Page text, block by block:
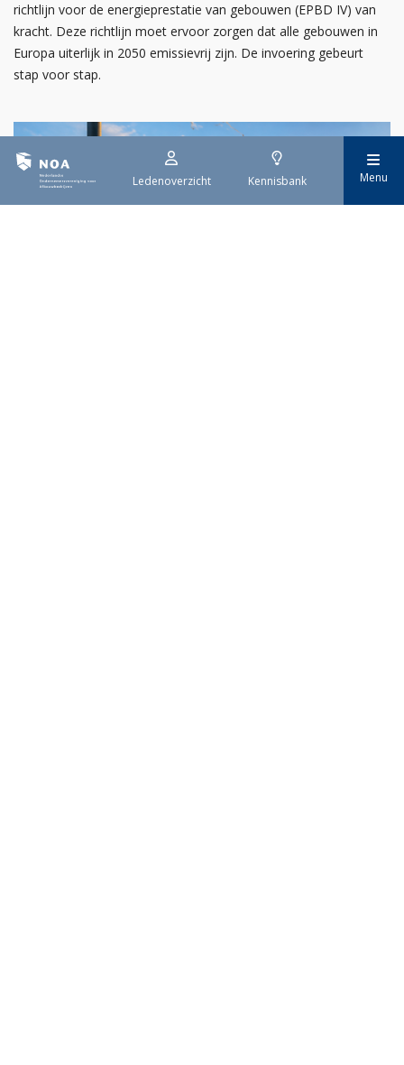
Ledenoverzicht Kennisbank Menu
richtlijn voor de energieprestatie van gebouwen (EPBD IV) van
kracht. Deze richtlijn moet ervoor zorgen dat alle gebouwen in
Europa uiterlijk in 2050 emissievrij zijn. De invoering gebeurt
stap voor stap.